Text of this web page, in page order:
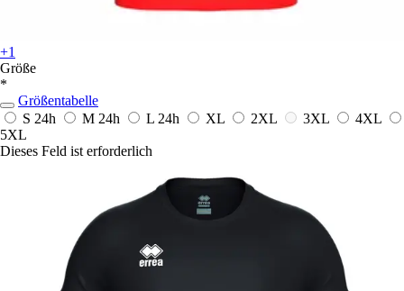
+1
Größe
*
Größentabelle
S 24h M 24h L 24h XL 2XL 3XL
4XL
5XL
Dieses Feld ist erforderlich